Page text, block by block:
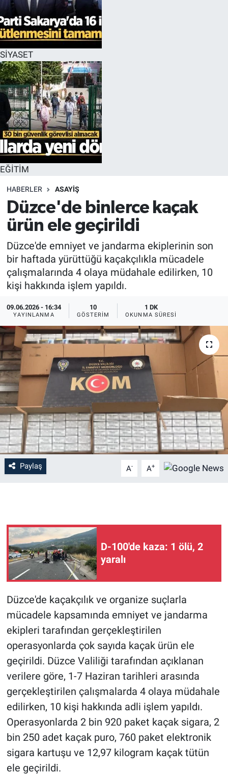
SİYASET
EĞİTİM
HABERLER ASAYİŞ
Düzce'de binlerce kaçak
ürün ele geçirildi
Düzce'de emniyet ve jandarma ekiplerinin son
bir haftada yürüttüğü kaçakçılıkla mücadele
çalışmalarında 4 olaya müdahale edilirken, 10
kişi hakkında işlem yapıldı.
09.06.2026 - 16:34
YAYINLANMA
10
GÖSTERIM
1 DK
OKUNMA SÜRESI
Paylaş A- A+
D-100'de kaza: 1 ölü, 2
yaralı
Düzce'de kaçakçılık ve organize suçlarla
mücadele kapsamında emniyet ve jandarma
ekipleri tarafından gerçekleştirilen
operasyonlarda çok sayıda kaçak ürün ele
geçirildi. Düzce Valiliği tarafından açıklanan
verilere göre, 1-7 Haziran tarihleri arasında
gerçekleştirilen çalışmalarda 4 olaya müdahale
edilirken, 10 kişi hakkında adli işlem yapıldı.
Operasyonlarda 2 bin 920 paket kaçak sigara, 2
bin 250 adet kaçak puro, 760 paket elektronik
sigara kartuşu ve 12,97 kilogram kaçak tütün
ele geçirildi.
EĞİTİM
ÖZEL HABER
HALK54 PANORAMA